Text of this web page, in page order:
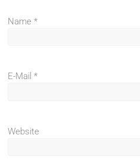
Name*
E-Mail*
Website